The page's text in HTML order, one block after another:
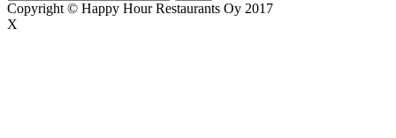
Copyright © Happy Hour Restaurants Oy 2017
X